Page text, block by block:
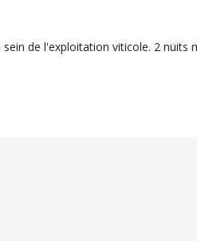
de l'exploitation viticole. 2